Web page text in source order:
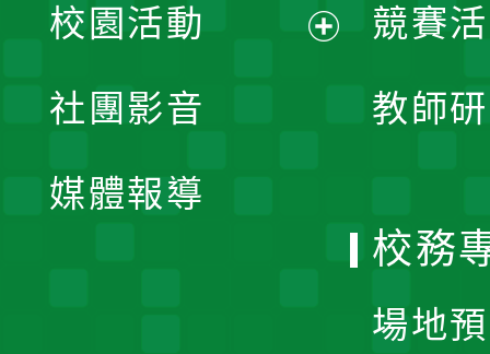
競賽
教師
開
校園活動
社團影音
媒體報導
校務
場地